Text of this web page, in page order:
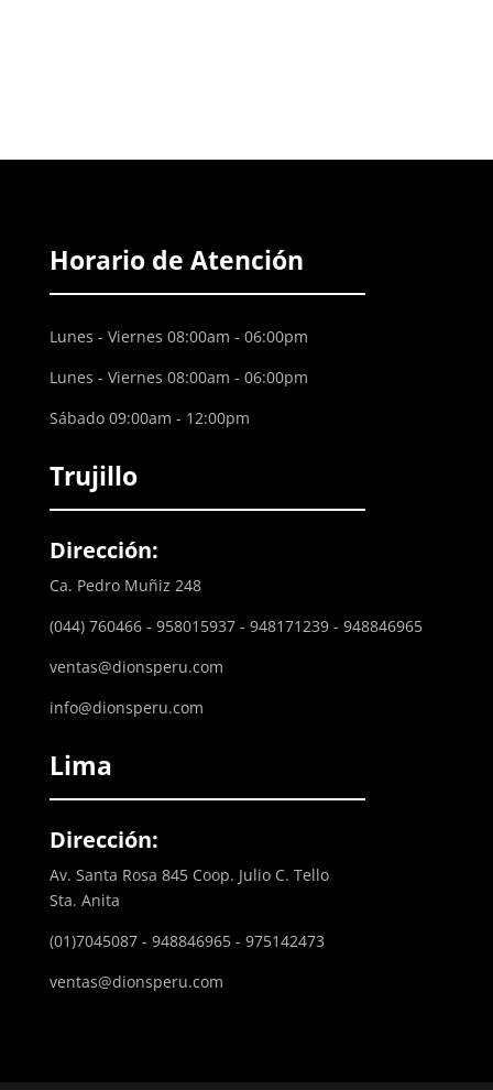
Horario de Atención
Lunes - Viernes 08:00am - 06:00pm
Lunes - Viernes 08:00am - 06:00pm
Sábado 09:00am - 12:00pm
Trujillo
Dirección:
Ca. Pedro Muñiz 248
(044) 760466 - 958015937 - 948171239 - 948846965
ventas@dionsperu.com
info@dionsperu.com
Lima
Dirección:
Av. Santa Rosa 845 Coop. Julio C. Tello
Sta. Anita
(01)7045087 - 948846965 - 975142473
ventas@dionsperu.com